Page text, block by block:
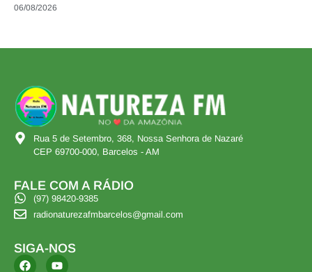
06/08/2026
Rua 5 de Setembro, 368, Nossa Senhora de Nazaré
CEP 69700-000, Barcelos - AM
FALE COM A RÁDIO
(97) 98420-9385
radionaturezafmbarcelos@gmail.com
SIGA-NOS